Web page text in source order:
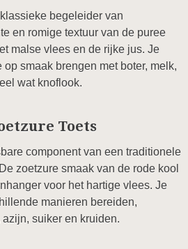
begeleider van
en romige textuur van de puree
malse vlees en de rijke jus. Je
smaak brengen met boter, melk,
wat knoflook.
Toets
component van een traditionele
zoetzure smaak van de rode kool
voor het hartige vlees. Je
manieren bereiden,
suiker en kruiden.